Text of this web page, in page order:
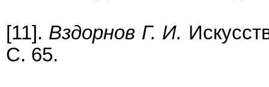
[11]. Вздорнов Г. И.
С. 65.